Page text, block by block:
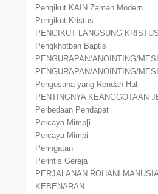
Pengikut KAIN Zaman Modern
Pengikut Kristus
PENGIKUT LANGSUNG
Pengkhotbah Baptis
PENGURAPAN/ANOINTING/
PENGURAPAN/ANOINTING/
Pengusaha yang Rendah Hati
PENTINGNYA KEANGGOTAAN
Perbedaan Pendapat
Percaya Mimp[i
Percaya Mimpi
Peringatan
Perintis Gereja
PERJALANAN ROHANI
KEBENARAN